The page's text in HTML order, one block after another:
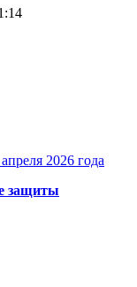
2026 года
защиты